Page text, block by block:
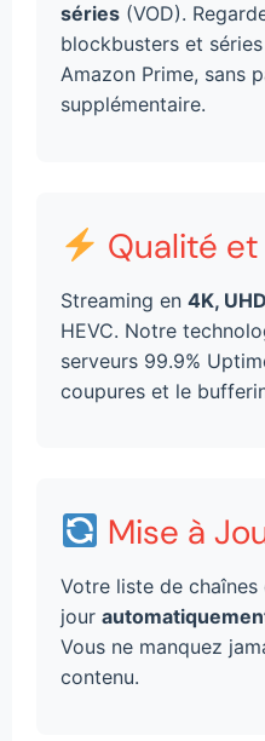
séries (VOD).
blockbusters et
Amazon Prime, sans
supplémentaire.
Qualité
Streaming en 4K,
HEVC. Notre
serveurs 99.9%
coupures et le
Mise à
Votre liste de
jour
Vous ne manquez
contenu.